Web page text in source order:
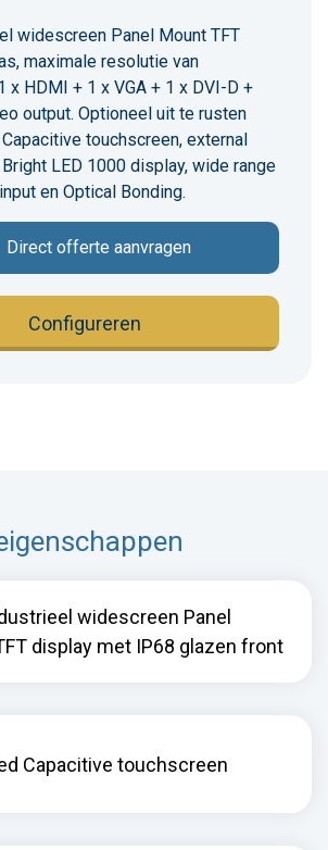
widescreen Panel Mount TFT
maximale resolutie van
x HDMI + 1 x VGA + 1 x DVI-D +
output. Optioneel uit te rusten
touchscreen, external
LED 1000 display, wide range
en Optical Bonding.
Direct offerte aanvragen
Configureren
widescreen Panel
display met IP68 glazen front
Capacitive touchscreen